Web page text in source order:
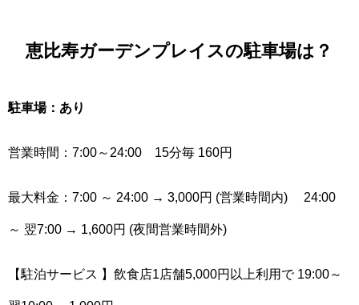
恵比寿ガーデンプレイスの駐車場は？
駐車場：あり
営業時間：7:00～24:00 15分毎 160円
最大料金：7:00 ～ 24:00 → 3,000円 (営業時間内) 24:00
～ 翌7:00 → 1,600円 (夜間営業時間外)
【駐泊サービス 】飲食店1店舗5,000円以上利用で 19:00～